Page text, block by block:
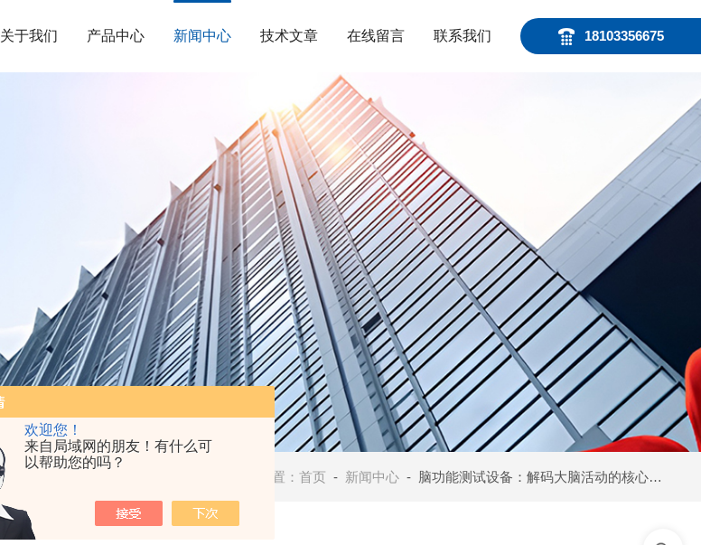
欢迎您！
来自局域网的朋友！有什么可
以帮助您的吗？
18103356675
关于我们 产品中心 新闻中心 技术文章 在线留言 联系我们
当前位置：首页 - 新闻中心 - 脑功能测试设备：解码大脑活动的核心工具